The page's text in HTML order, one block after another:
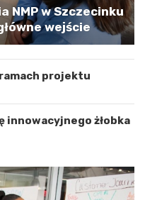
NMP w Szczecinku
wejście
projektu
innowacyjnego żłobka